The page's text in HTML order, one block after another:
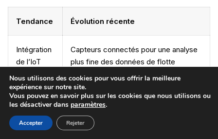
Tendance Évolution récente
Intégration
de l’IoT
Capteurs connectés pour une analyse
plus fine des données de flotte
Intelligence
artificielle
Prédiction des incidents et
optimisation dynamique des itinéraires
Analyse en
Décision instantanée sur la base de
Nous utilisons des cookies pour vous offrir la meilleure
expérience sur notre site.
Vous pouvez en savoir plus sur les cookies que nous utilisons ou
les désactiver dans paramètres.
Accepter Rejeter